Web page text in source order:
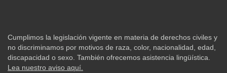
Cumplimos la legislación vigente en materia de derechos civiles y
no discriminamos por motivos de raza, color, nacionalidad, edad,
discapacidad o sexo. También ofrecemos asistencia lingüística.
Lea nuestro aviso aquí.